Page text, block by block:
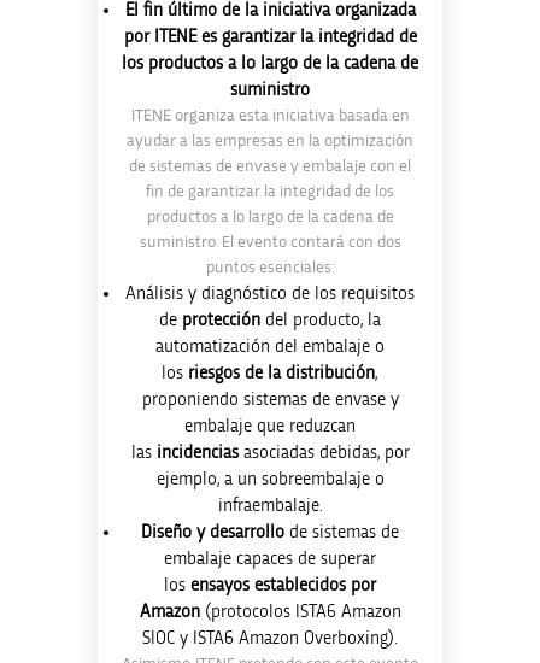
El fin último de la iniciativa organizada
por ITENE es garantizar la integridad de
los productos a lo largo de la cadena de
suministro
ITENE organiza esta iniciativa basada en
ayudar a las empresas en la optimización
de sistemas de envase y embalaje con el
fin de garantizar la integridad de los
productos a lo largo de la cadena de
suministro. El evento contará con dos
puntos esenciales:
Análisis y diagnóstico de los requisitos
de protección del producto, la
automatización del embalaje o
los riesgos de la distribución,
proponiendo sistemas de envase y
embalaje que reduzcan
las incidencias asociadas debidas, por
ejemplo, a un sobreembalaje o
infraembalaje.
Diseño y desarrollo de sistemas de
embalaje capaces de superar
los ensayos establecidos por
Amazon (protocolos ISTA6 Amazon
SIOC y ISTA6 Amazon Overboxing).